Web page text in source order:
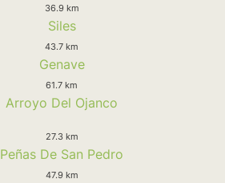
36.9 km
Siles
43.7 km
Genave
61.7 km
Arroyo Del Ojanco
27.3 km
Peñas De San Pedro
47.9 km